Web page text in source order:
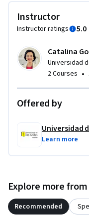
Instructor
Instructor ratings 5.0
Catalina
Universidad
2 Courses •
Offered by
Universidad
Learn more
Explore more
Recommended